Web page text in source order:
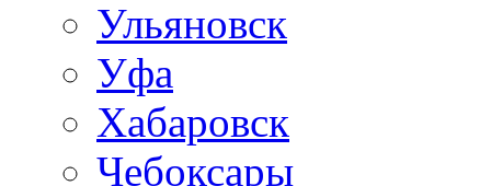
Ульяновск
Уфа
Хабаровск
Чебоксары